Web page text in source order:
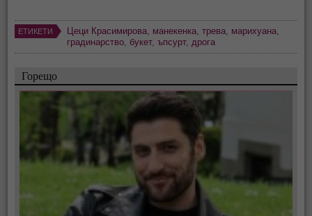
ЕТИКЕТИ Цеци Красимирова, манекенка,трева, марихуана,
градинарство, букет,ъпсурт,дрога
Горещо